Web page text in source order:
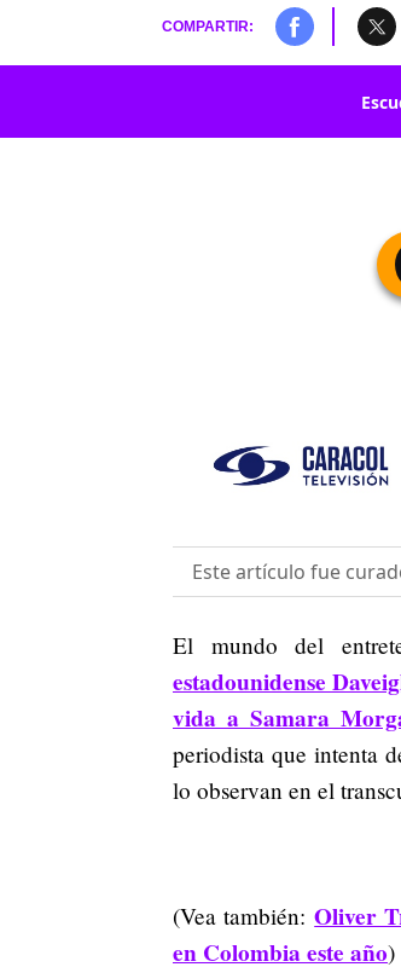
COMPARTIR:
Este artículo fue
El mundo del
estadounidense
vida a Samara
periodista que intenta
lo observan en el
(Vea también:Oliver
en Colombia este año)